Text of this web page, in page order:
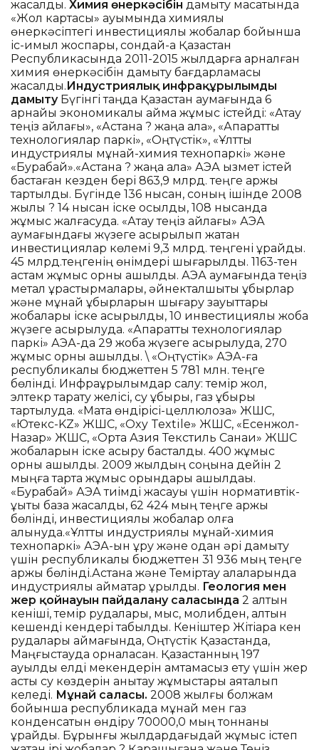
жасалды. Химия өнеркәсібін дамыту мақсатында
«Жол картасы» ауқымында химиялық
өнеркәсіптегі инвестициялық жобалар бойынша
іс-қимыл жоспары, сондай-ақ Қазақстан
Республикасында 2011-2015 жылдарға арналған
химия өнеркәсібін дамыту бағдарламасы
жасалды.Индустриялық инфрақұрылымды
дамытуБүгінгі таңда Қазақстан аумағында 6
арнайы экономикалық аймақ жұмыс істейді: «Ақтау
теңіз айлағы», «Астана ? жаңа қала», «Ақпараттық
технологиялар паркі», «Оңтүстік», «Ұлттық
индустриялық мұнай-химия технопаркі» және
«Бурабай».«Астана ? жаңа қала» АЭА қызмет істей
бастаған кезден бері 863,9 млрд. теңге қаржы
тартылды. Бүгінде 136 нысан, соның ішінде 2008
жылы ? 14 нысан іске қосылды, 108 нысанда
жұмыс жалғасуда. «Ақтау теңіз айлағы» АЭА
аумағындағы жүзеге асырылып жатқан
инвестициялар көлемі 9,3 млрд. теңгені құрайды.
45 млрд.теңгенің өнімдері шығарылды. 1163-тен
астам жұмыс орны ашылды. АЭА аумағында теңіз
метал құрастырмалары, әйнекталшықты құбырлар
және мұнай құбырларын шығару зауыттары
жобалары іске асырылды, 10 инвестициялық жоба
жүзеге асырылуда. «Ақпараттық технологиялар
паркі» АЭА-да 29 жоба жүзеге асырылуда, 270
жұмыс орны ашылды. \ «Оңтүстік» АЭА-ға
республикалық бюджеттен 5 781 млн. теңге
бөлінді. Инфрақұрылымдар салу: темір жол,
элтекр тарату желісі, су құбыры, газ құбыры
тартылуда. «Мақта өндірісі-целлюлоза» ЖШС,
«Ютекс-KZ» ЖШС, «Oxy Textile» ЖШС, «Есенжол-
Назар» ЖШС, «Орта Азия Текстиль Санаи» ЖШС
жобаларын іске асыру басталды. 400 жұмыс
орны ашылды. 2009 жылдың соңына дейін 2
мыңға тарта жұмыс орындары ашылдаы.
«Бурабай» АЭА тиімді жасауы үшін нормативтік-
құқықтық база жасалды, 62 424 мың теңге қаржы
бөлінді, инвестициялық жобалар қолға
алынуда.«Ұлттық индустриялық мұнай-химия
технопаркі» АЭА-ын құру және одан әрі дамыту
үшін республикалық бюджеттен 31 936 мың теңге
қаржы бөлінді.Астана және Теміртау қалаларында
индустриялық аймақтар құрылды. Геология мен
жер қойнауын пайдалану саласында 2 алтын
кеніші, темір рудалары, мыс, молибден, алтын
кешенді кендері табылды. Кеніштер Жітіқара кен
рудалары аймағында, Оңтүстік Қазақстанда,
Маңғыстауда орналасқан. Қазақстанның 197
ауылдық елді мекендерін қамтамасыз ету үшін жер
асты су көздерін анықтау жұмыстары аяқталып
келеді. Мұнай саласы. 2008 жылғы болжам
бойынша республикада мұнай мен газ
конденсатын өндіру 70000,0 мың тоннаны
құрайды. Бұрынғы жылдардағыдай жұмыс істеп